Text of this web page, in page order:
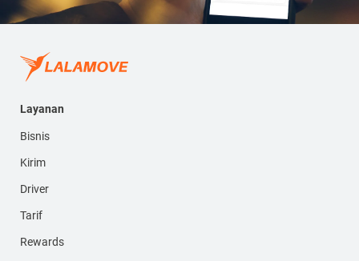
Layanan
Bisnis
Kirim
Driver
Tarif
Rewards